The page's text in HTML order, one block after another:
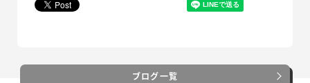
ブログ一覧